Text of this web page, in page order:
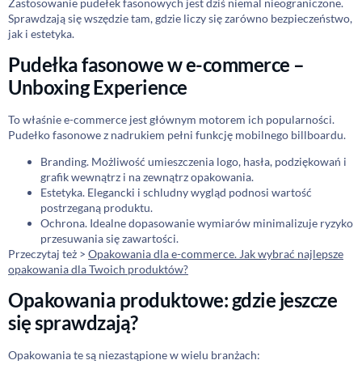
Zastosowanie pudełek fasonowych jest dziś niemal nieograniczone.
Sprawdzają się wszędzie tam, gdzie liczy się zarówno bezpieczeństwo,
jak i estetyka.
Pudełka fasonowe w e-commerce –
Unboxing Experience
To właśnie e-commerce jest głównym motorem ich popularności.
Pudełko fasonowe z nadrukiem pełni funkcję mobilnego billboardu.
Branding. Możliwość umieszczenia logo, hasła, podziękowań i
grafik wewnątrz i na zewnątrz opakowania.
Estetyka. Elegancki i schludny wygląd podnosi wartość
postrzeganą produktu.
Ochrona. Idealne dopasowanie wymiarów minimalizuje ryzyko
przesuwania się zawartości.
Przeczytaj też > Opakowania dla e-commerce. Jak wybrać najlepsze
opakowania dla Twoich produktów?
Opakowania produktowe: gdzie jeszcze
się sprawdzają?
Opakowania te są niezastąpione w wielu branżach: